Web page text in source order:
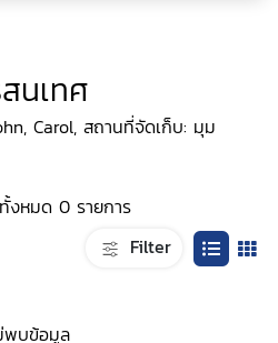
นเทศ
Carol, สถานที่จัดเก็บ: มุม
งหมด 0 รายการ
Filter
พบข้อมูล